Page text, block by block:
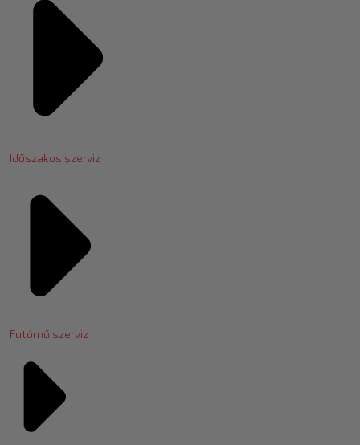
Időszakos szerviz
Futómű szerviz